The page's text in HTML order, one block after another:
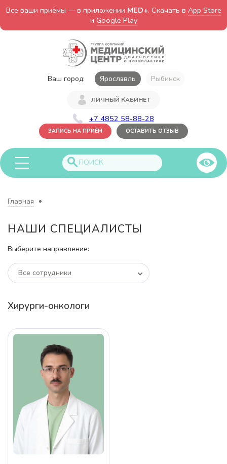
Все ваши приёмы — в приложении MED+. Скачать в App Store
и Google Play
Ваш город: Ярославль Рыбинск
ЛИЧНЫЙ КАБИНЕТ
+7 4852 58-88-28
ЗАПИСЬ НА ПРИЁМ ОСТАВИТЬ ОТЗЫВ
Главная
НАШИ СПЕЦИАЛИСТЫ
Выберите направление:
Все сотрудники
Хирурги-онкологи